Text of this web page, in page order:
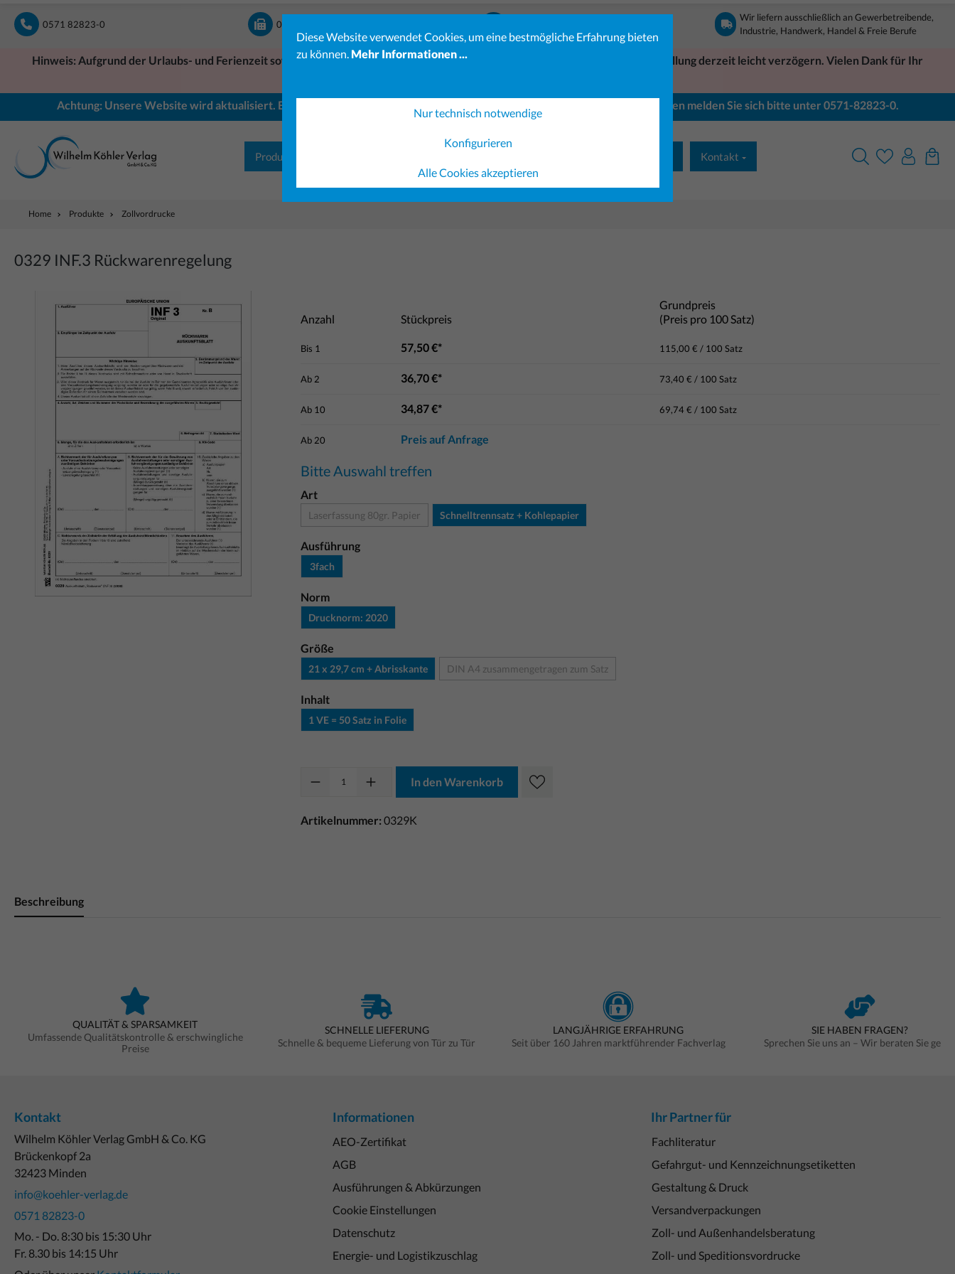
0571 82823-0 0571 82823-23
Wir liefern ausschließlich an Gewerbetreibende,
Industrie, Handwerk, Handel & Freie Berufe
Hinweis: Aufgrund der Urlaubs- und Ferienzeit sowie eines erhöhten Bestellaufkommens kann sich die Bearbeitung Ihrer Bestellung derzeit leicht verzögern. Vielen Dank für Ihr
Achtung: Unsere Website wird aktualisiert. Einige Bereiche sind möglicherweise noch nicht vollständig verfügbar. Bei Fragen melden Sie sich bitte unter 0571-82823-0.
Produkte Kontakt
Home Produkte Zollvordrucke
0329 INF.3 Rückwarenregelung
Bildergalerie überspringen
Anzahl
Stückpreis
Grundpreis
(Preis pro 100 Satz)
Bis 1 57,50 €* 115,00 € / 100 Satz
Ab 2 36,70 €* 73,40 € / 100 Satz
Ab 10 34,87 €* 69,74 € / 100 Satz
Ab 20 Preis auf Anfrage
Bitte Auswahl treffen
Art
Laserfassung 80gr. Papier Schnelltrennsatz + Kohlepapier
Ausführung
3fach
Norm
Drucknorm: 2020
Größe
21 x 29,7 cm + Abrisskante DIN A4 zusammengetragen zum Satz
Inhalt
1 VE = 50 Satz in Folie
In den Warenkorb
Artikelnummer:0329K
Beschreibung
QUALITÄT & SPARSAMKEIT
Umfassende Qualitätskontrolle & erschwingliche
Preise
SCHNELLE LIEFERUNG
Schnelle & bequeme Lieferung von Tür zu Tür
LANGJÄHRIGE ERFAHRUNG
Seit über 160 Jahren marktführender Fachverlag
SIE HABEN FRAGEN?
Sprechen Sie uns an – Wir beraten Sie gerne
Kontakt
Wilhelm Köhler Verlag GmbH & Co. KG
Brückenkopf 2a
32423 Minden
info@koehler-verlag.de
0571 82823-0
Mo. - Do. 8:30 bis 15:30 Uhr
Fr. 8.30 bis 14:15 Uhr
Informationen
AEO-Zertifikat
AGB
Ausführungen & Abkürzungen
Cookie Einstellungen
Datenschutz
Energie- und Logistikzuschlag
Ihr Partner für
Fachliteratur
Gefahrgut- und Kennzeichnungsetiketten
Gestaltung & Druck
Versandverpackungen
Zoll- und Außenhandelsberatung
Zoll- und Speditionsvordrucke
Diese Website verwendet Cookies, um eine bestmögliche Erfahrung bieten
zu können. Mehr Informationen ...
Nur technisch notwendige
Konfigurieren
Alle Cookies akzeptieren